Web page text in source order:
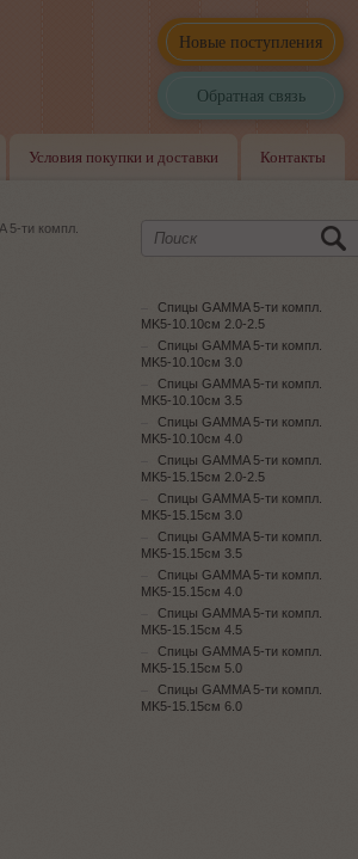
Новые поступления
Обратная связь
Условия покупки и доставки Контакты
5-ти компл.
Спицы GAMMA 5-ти компл.
MK5-10.10см 2.0-2.5
Спицы GAMMA 5-ти компл.
MK5-10.10см 3.0
Спицы GAMMA 5-ти компл.
MK5-10.10см 3.5
Спицы GAMMA 5-ти компл.
MK5-10.10см 4.0
Спицы GAMMA 5-ти компл.
MK5-15.15см 2.0-2.5
Спицы GAMMA 5-ти компл.
MK5-15.15см 3.0
Спицы GAMMA 5-ти компл.
MK5-15.15см 3.5
Спицы GAMMA 5-ти компл.
MK5-15.15см 4.0
Спицы GAMMA 5-ти компл.
MK5-15.15см 4.5
Спицы GAMMA 5-ти компл.
MK5-15.15см 5.0
Спицы GAMMA 5-ти компл.
MK5-15.15см 6.0